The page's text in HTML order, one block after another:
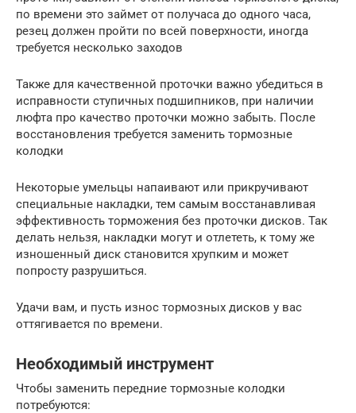
по времени это займет от получаса до одного часа,
резец должен пройти по всей поверхности, иногда
требуется несколько заходов
Также для качественной проточки важно убедиться в
исправности ступичных подшипников, при наличии
люфта про качество проточки можно забыть. После
восстановления требуется заменить тормозные
колодки
Некоторые умельцы напаивают или прикручивают
специальные накладки, тем самым восстанавливая
эффективность торможения без проточки дисков. Так
делать нельзя, накладки могут и отлететь, к тому же
изношенный диск становится хрупким и может
попросту разрушиться.
Удачи вам, и пусть износ тормозных дисков у вас
оттягивается по времени.
Необходимый инструмент
Чтобы заменить передние тормозные колодки
потребуются: